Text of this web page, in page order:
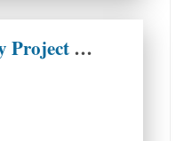
T Business - Delivery Project Manager